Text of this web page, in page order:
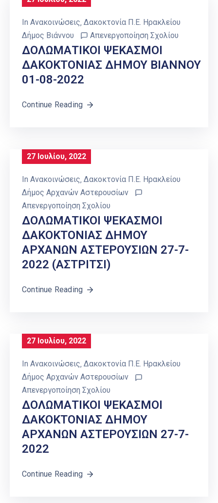
In Ανακοινώσεις Δακοκτονία Π.Ε. Ηρακλείου
Δήμος Βιάννου
Απενεργοποίηση Σχολίου
ΔΟΛΩΜΑΤΙΚΟΙ ΨΕΚΑΣΜΟΙ
ΔΑΚΟΚΤΟΝΙΑΣ ΔΗΜΟΥ ΒΙΑΝΝΟΥ
01-08-2022
Continue Reading
27 Ιουλίου, 2022
In Ανακοινώσεις Δακοκτονία Π.Ε. Ηρακλείου
Δήμος Αρχανών Αστερουσίων
Απενεργοποίηση Σχολίου
ΔΟΛΩΜΑΤΙΚΟΙ ΨΕΚΑΣΜΟΙ
ΔΑΚΟΚΤΟΝΙΑΣ ΔΗΜΟΥ
ΑΡΧΑΝΩΝ ΑΣΤΕΡΟΥΣΙΩΝ 27-7-
2022 (ΑΣΤΡΙΤΣΙ)
Continue Reading
27 Ιουλίου, 2022
In Ανακοινώσεις‚ Δακοκτονία Π.Ε. Ηρακλείου
Δήμος Αρχανών Αστερουσίων
Απενεργοποίηση Σχολίου
ΔΟΛΩΜΑΤΙΚΟΙ ΨΕΚΑΣΜΟΙ
ΔΑΚΟΚΤΟΝΙΑΣ ΔΗΜΟΥ
ΑΡΧΑΝΩΝ ΑΣΤΕΡΟΥΣΙΩΝ 27-7-
2022
Continue Reading